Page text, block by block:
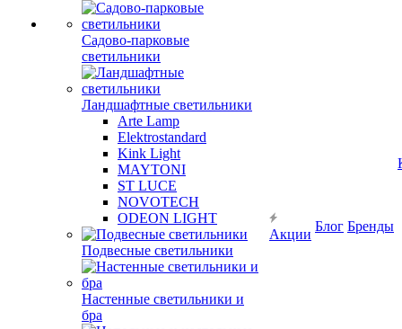
Садово-парковые
светильники
Ландшафтные светильники
Arte Lamp
Elektrostandard
Kink Light
MAYTONI
ST LUCE
NOVOTECH
ODEON LIGHT
Подвесные светильники
Настенные светильники и
бра
Акции
Блог Бренды